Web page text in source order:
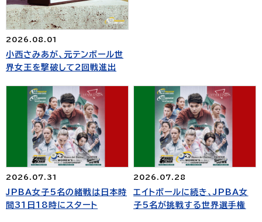
2026.08.01
小西さみあが、元テンボール世
界女王を撃破して2回戦進出
2026.07.31
JPBA女子5名の緒戦は日本時
間31日18時にスタート
2026.07.28
エイトボールに続き、JPBA女
子5名が挑戦する世界選手権